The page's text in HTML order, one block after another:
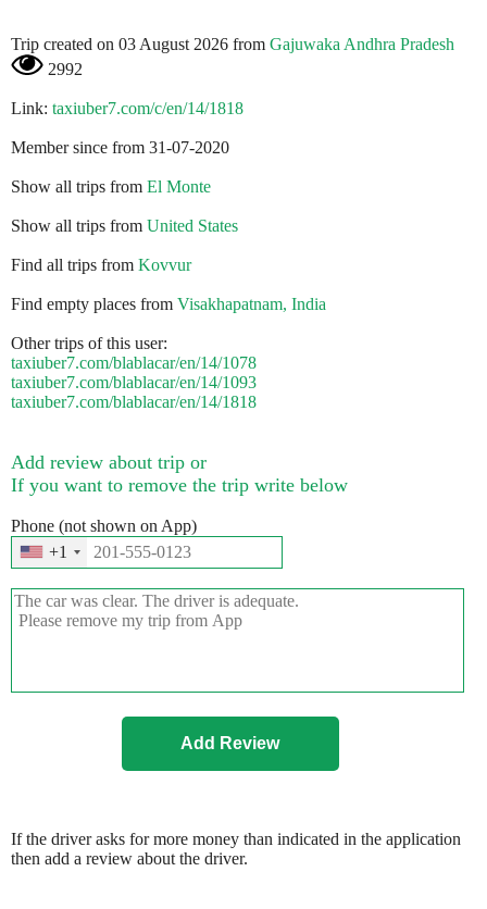
Trip created on 03 August 2026 from Gajuwaka Andhra Pradesh
2992
Link: taxiuber7.com/c/en/14/1818
Member since from 31-07-2020
Show all trips from El Monte
Show all trips from United States
Find all trips from Kovvur
Find empty places from Visakhapatnam, India
Other trips of this user:
taxiuber7.com/blablacar/en/14/1078
taxiuber7.com/blablacar/en/14/1093
taxiuber7.com/blablacar/en/14/1818
Add review about trip or
If you want to remove the trip write below
Phone (not shown on App)
+1
If the driver asks for more money than indicated in the application
then add a review about the driver.